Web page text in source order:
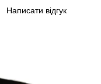
Написати відгук